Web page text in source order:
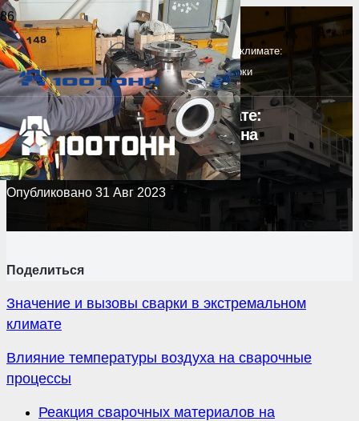
Главная Статьи > Сварка в экстремальном климате:
влияние температуры воздуха на качество сварки
Сварка в экстремальном климате:
влияние температуры воздуха на
качество сварки
Опубликовано 31 Авг 2023
Поделиться
Значение и вызовы сварки в экстремальном
климате
Влияние температуры воздуха на сварочные
процессы
Реакция сварочных материалов на